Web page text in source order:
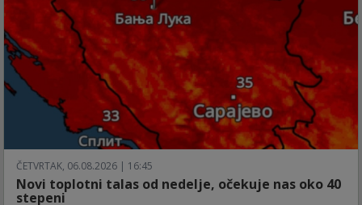
ČETVRTAK, 06.08.2026 | 16:45
Novi toplotni talas od nedelje, očekuje nas oko 40
stepeni